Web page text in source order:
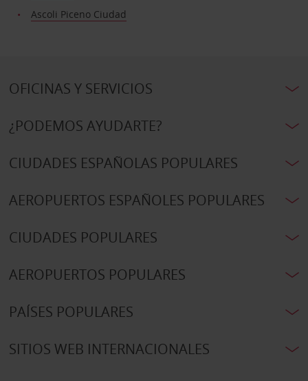
Ascoli Piceno Ciudad
OFICINAS Y SERVICIOS
¿PODEMOS AYUDARTE?
CIUDADES ESPAÑOLAS POPULARES
AEROPUERTOS ESPAÑOLES POPULARES
CIUDADES POPULARES
AEROPUERTOS POPULARES
PAÍSES POPULARES
SITIOS WEB INTERNACIONALES